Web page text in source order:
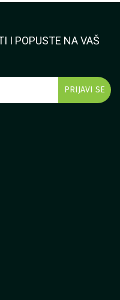
I POPUSTE NA VAŠ